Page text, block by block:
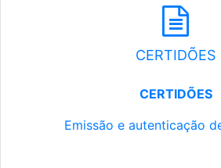
CERTIDÕES
CERTIDÕES
Emissão e autenticação